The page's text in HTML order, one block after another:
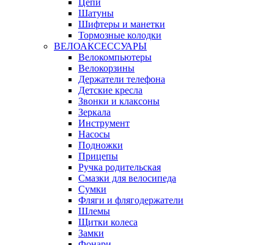
Шатуны
Шифтеры и манетки
Тормозные колодки
ВЕЛОАКСЕССУАРЫ
Велокомпьютеры
Велокорзины
Держатели телефона
Детские кресла
Звонки и клаксоны
Зеркала
Инструмент
Насосы
Подножки
Прицепы
Ручка родительская
Смазки для велосипеда
Сумки
Фляги и флягодержатели
Шлемы
Щитки колеса
Замки